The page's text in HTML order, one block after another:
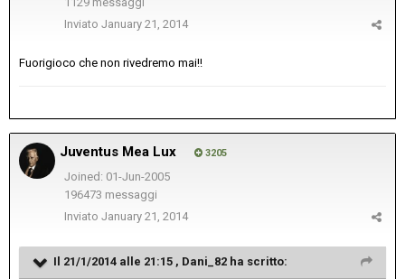
Inviato January 21, 2014
Fuorigioco che non rivedremo mai!!
Juventus Mea Lux 3205
Joined: 01-Jun-2005
196473 messaggi
Inviato January 21, 2014
Il 21/1/2014 alle 21:15 , Dani_82 ha scritto: